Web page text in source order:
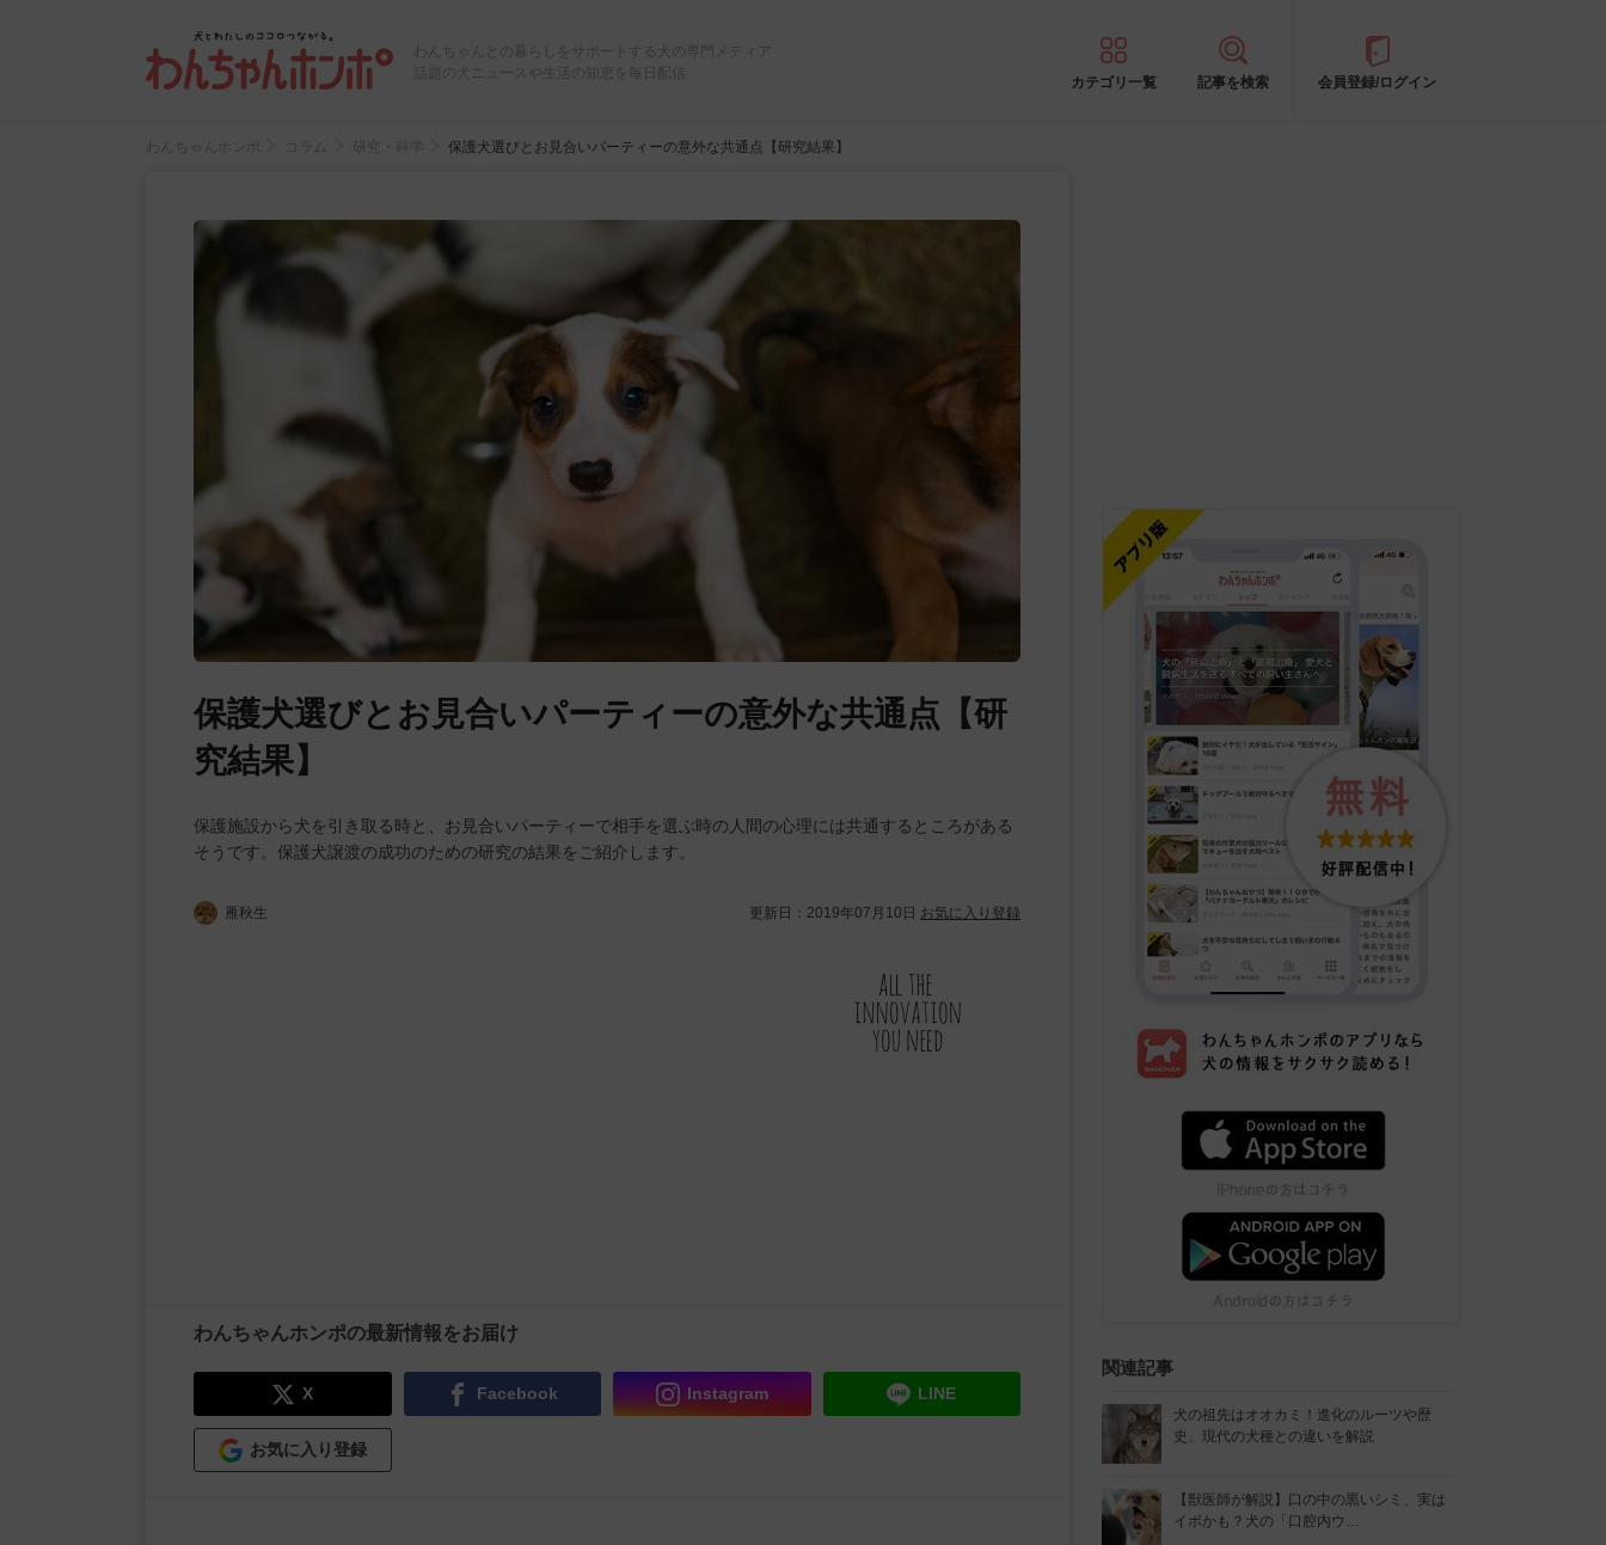
わんちゃんとの暮らしをサポートする犬の専門メディア
話題の犬ニュースや生活の知恵を毎日配信
カテゴリ一覧 記事を検索 会員登録/ログイン
わんちゃんホンポ コラム 研究・科学 保護犬選びとお見合いパーティーの意外な共通点【研究結果】
保護犬選びとお見合いパーティーの意外な共通点【研
究結果】
保護施設から犬を引き取る時と、お見合いパーティーで相手を選ぶ時の人間の心理には共通するところがある
そうです。保護犬譲渡の成功のための研究の結果をご紹介します。
雁秋生 更新日： 2019年07月10日 お気に入り登録
わんちゃんホンポの最新情報をお届け
X Facebook Instagram LINE
お気に入り登録
関連記事
犬の祖先はオオカミ！進化のルーツや歴
史、現代の犬種との違いを解説
【獣医師が解説】口の中の黒いシミ、実は
イボかも？犬の「口腔内ウ…